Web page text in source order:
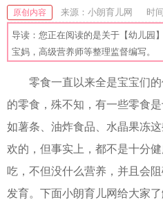
原创内容 来源：小朗育儿网 时
收藏：59 分享：54 爆
导读：您正在阅读的是关于【幼儿园
宝妈，高级营养师等整理监督编写。
零食一直以来全是宝宝们
的零食，殊不知，有一些零食
如薯条、油炸食品、水晶果冻
欢的，但事实上，都不是十分
吃，不但没什么营养，并且会
发育。下面小朗育儿网给大家